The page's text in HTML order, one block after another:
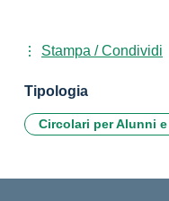
Stampa / Condividi
Tipologia
Circolari per Alunni